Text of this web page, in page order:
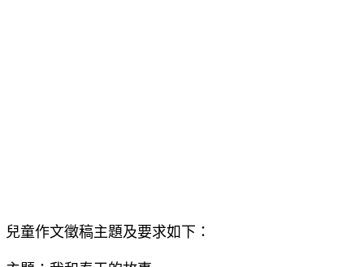
兒童作文徵稿主題及要求如下 ：